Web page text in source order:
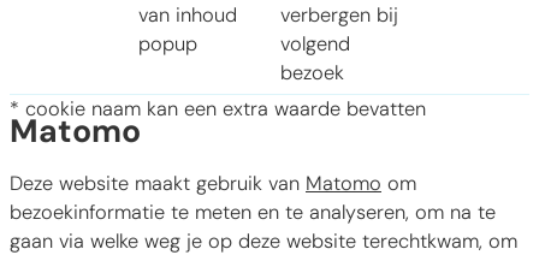
van inhoud
popup
verbergen bij
volgend
bezoek
* cookie naam kan een extra waarde bevatten
Matomo
Deze website maakt gebruik van Matomo om
bezoekinformatie te meten en te analyseren, om na te
gaan via welke weg je op deze website terechtkwam, om